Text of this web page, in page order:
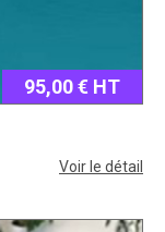
95,00 € HT
Voir le détail